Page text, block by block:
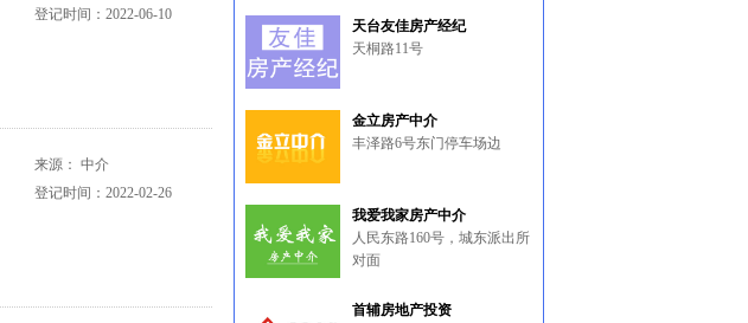
登记时间：2022-06-10
来源： 中介
登记时间：2022-02-26
天台友佳房产经纪
天桐路11号
金立房产中介
丰泽路6号东门停车场边
我爱我家房产中介
人民东路160号，城东派出所
对面
首辅房地产投资